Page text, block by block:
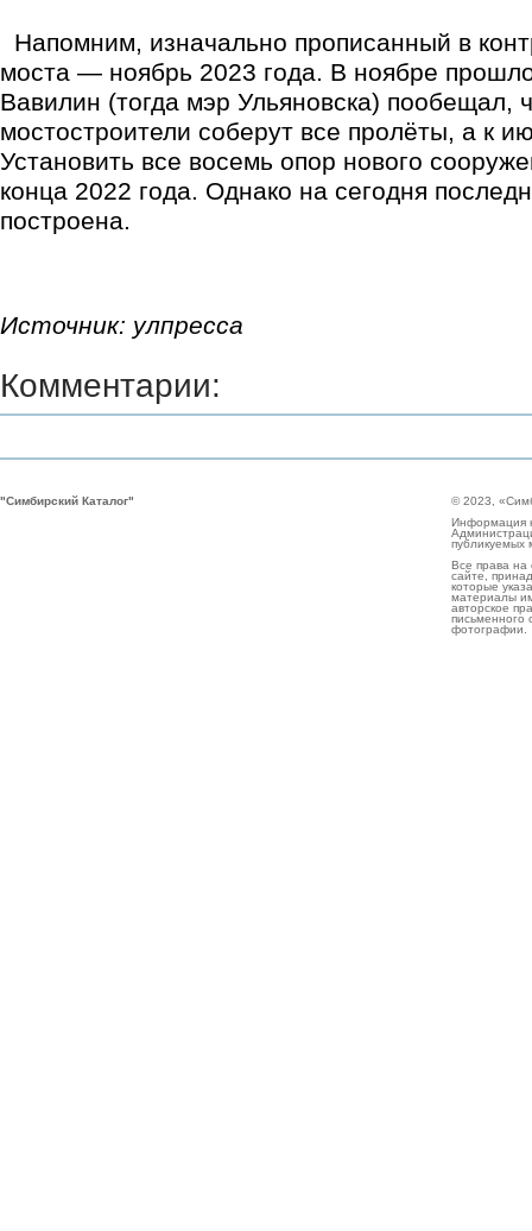
Напомним, изначально прописанный в
моста — ноябрь 2023 года. В ноябре
Вавилин (тогда мэр Ульяновска) пообещал,
мостостроители соберут все пролёты, а к
Установить все восемь опор нового
конца 2022 года. Однако на сегодня
построена.
Источник: улпресса
Комментарии:
"Симбирский Каталог"
© 2023,
Информация
публикуемых
Все права
сайте,
которые
материалы
авторское
письменного
фотографии.